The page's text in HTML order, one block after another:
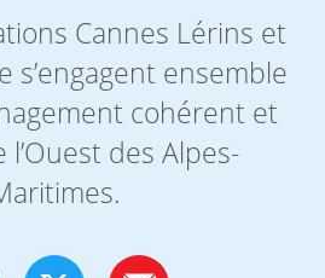
Cannes Lérins et
s’engagent ensemble
cohérent et
des Alpes-